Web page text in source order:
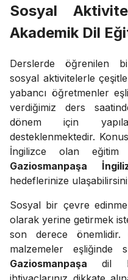
Sosyal
Akademik Dil
Derslerde öğrenilen
sosyal aktivitelerle
yabancı öğretmenler
verdiğimiz ders
dönem için
desteklenmektedir.
İngilizce olan
Gaziosmanpaşa
hedeflerinize
Sosyal bir çevre
olarak yerine getirmek
son derece önemlidir.
malzemeler eşliğinde
Gaziosmanpaşa dil